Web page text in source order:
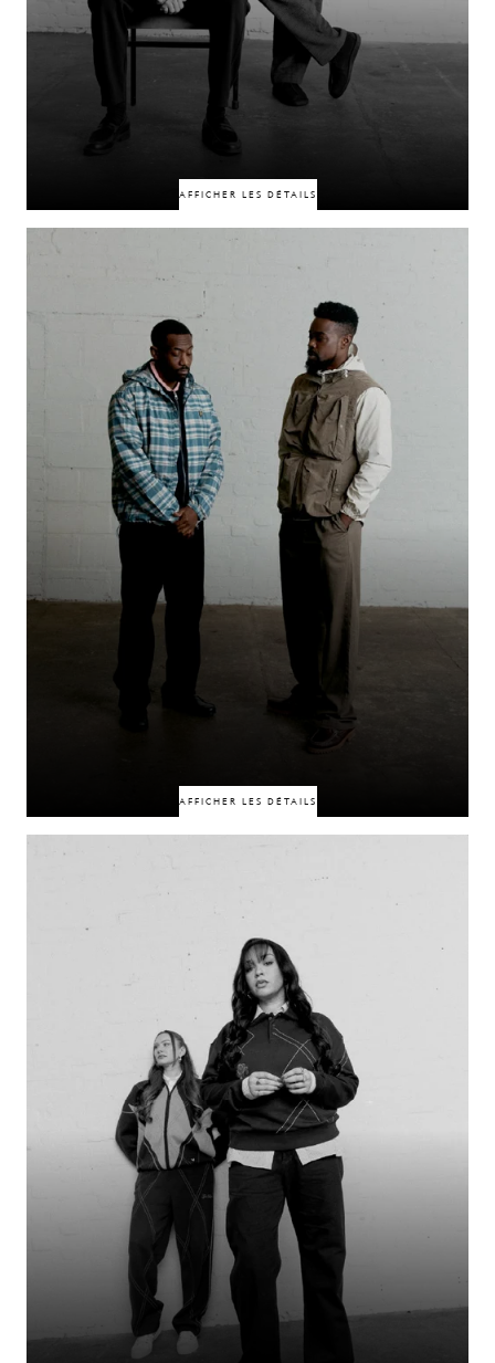
AFFICHER LES DÉTAILS
50% DE RÉDUCTION 50% DE RÉDUCTION
Liés par la foi, ces deux-là évoluent dans des secteurs similaires, mais
suivent des chemins différents. C’est le travail qui les a d’abord amenés à
se côtoyer, mais c’est quelque chose de plus profond qui a scellé leur lien.
Au-delà des apparences, leur amitié repose sur des convictions communes,
des valeurs partagées et un sens clair de leur mission.
AFFICHER LES DÉTAILS
50% DE RÉDUCTION
Liés d'abord par les liens du sang, puis par leur passion pour le football, ces
frères ont pris d'assaut le monde du contenu footballistique. Bien qu'ils
soutiennent des équipes différentes, leur lien dépasse largement la simple
rivalité. Le football n'a fait que renforcer cette relation, fondée sur une
histoire commune, des allégeances différentes et un lien indéfectible.